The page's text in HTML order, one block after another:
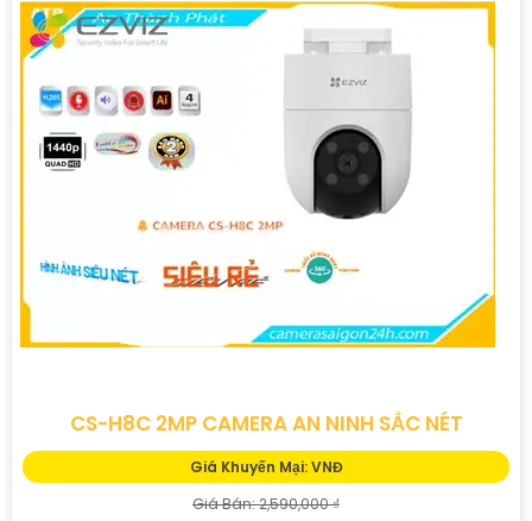
CS-H8C 2MP CAMERA AN NINH SẮC NÉT
Giá Khuyến Mại: VNĐ
Giá Bán: 2,590,000 ₫